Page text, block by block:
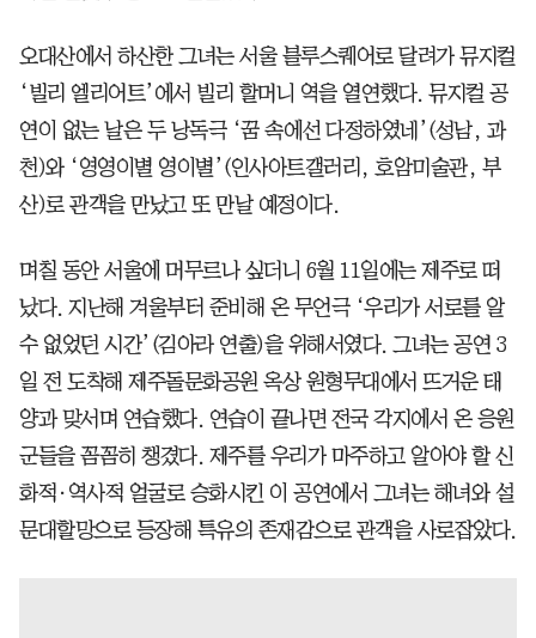
오대산에서 하산한 그녀는 서울 블루스퀘어로 달려가 뮤지컬
‘빌리 엘리어트’에서 빌리 할머니 역을 열연했다. 뮤지컬 공
연이 없는 날은 두 낭독극 ‘꿈 속에선 다정하였네’(성남, 과
천)와 ‘영영이별 영이별’(인사아트갤러리, 호암미술관, 부
산)로 관객을 만났고 또 만날 예정이다.
며칠 동안 서울에 머무르나 싶더니 6월 11일에는 제주로 떠
났다. 지난해 겨울부터 준비해 온 무언극 ‘우리가 서로를 알
수 없었던 시간’(김아라 연출)을 위해서였다. 그녀는 공연 3
일 전 도착해 제주돌문화공원 옥상 원형무대에서 뜨거운 태
양과 맞서며 연습했다. 연습이 끝나면 전국 각지에서 온 응원
군들을 꼼꼼히 챙겼다. 제주를 우리가 마주하고 알아야 할 신
화적·역사적 얼굴로 승화시킨 이 공연에서 그녀는 해녀와 설
문대할망으로 등장해 특유의 존재감으로 관객을 사로잡았다.